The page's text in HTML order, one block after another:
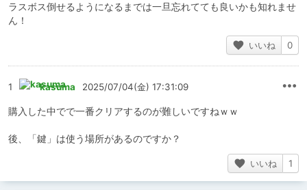
ラスボス倒せるようになるまでは一旦忘れてても良いかも知れませ
ん！
いいね 0
1 kasuma 2025/07/04(金) 17:31:09
購入した中でで一番クリアするのが難しいですねｗｗ
後、「鍵」は使う場所があるのですか？
いいね 1